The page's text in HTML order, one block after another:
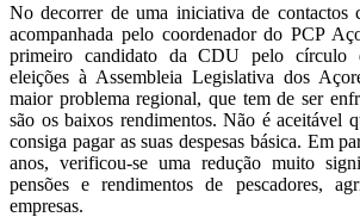
No decorrer de uma iniciativa de contactos
acompanhada pelo coordenador do PCP
primeiro candidato da CDU pelo círculo
eleições à Assembleia Legislativa dos
maior problema regional, que tem de ser
são os baixos rendimentos. Não é aceitável
consiga pagar as suas despesas básica. Em
anos, verificou-se uma redução muito
pensões e rendimentos de pescadores,
empresas.